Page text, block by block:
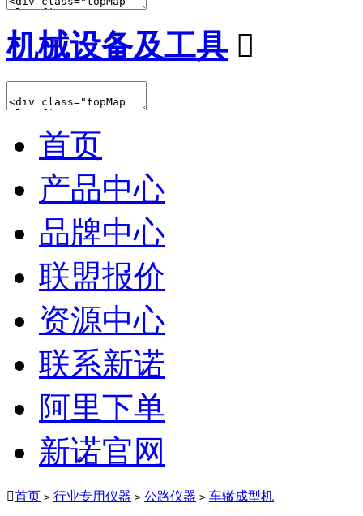
机械设备及工具 
首页
产品中心
品牌中心
联盟报价
资源中心
联系新诺
阿里下单
新诺官网
首页 > 行业专用仪器 > 公路仪器 > 车辙成型机